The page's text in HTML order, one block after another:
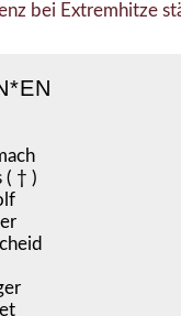
bei Extremhitze
( † )